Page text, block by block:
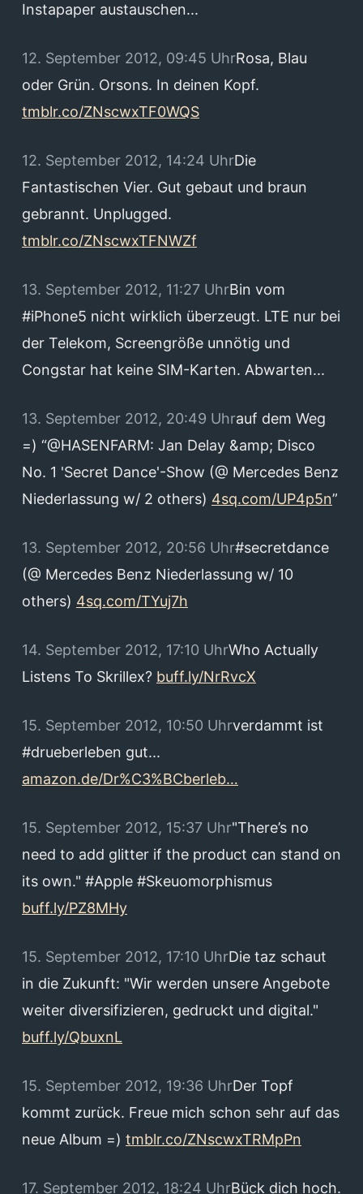
Instapaper austauschen...
12. September 2012, 09:45 UhrRosa, Blau
oder Grün. Orsons. In deinen Kopf.
tmblr.co/ZNscwxTF0WQS
12. September 2012, 14:24 UhrDie
Fantastischen Vier. Gut gebaut und braun
gebrannt. Unplugged.
tmblr.co/ZNscwxTFNWZf
13. September 2012, 11:27 UhrBin vom
#iPhone5 nicht wirklich überzeugt. LTE nur bei
der Telekom, Screengröße unnötig und
Congstar hat keine SIM-Karten. Abwarten...
13. September 2012, 20:49 Uhrauf dem Weg
=) “@HASENFARM: Jan Delay &amp; Disco
No. 1 'Secret Dance'-Show (@ Mercedes Benz
Niederlassung w/ 2 others) 4sq.com/UP4p5n”
13. September 2012, 20:56 Uhr#secretdance
(@ Mercedes Benz Niederlassung w/ 10
others) 4sq.com/TYuj7h
14. September 2012, 17:10 UhrWho Actually
Listens To Skrillex? buff.ly/NrRvcX
15. September 2012, 10:50 Uhrverdammt ist
#drueberleben gut...
amazon.de/Dr%C3%BCberleb…
15. September 2012, 15:37 Uhr"There’s no
need to add glitter if the product can stand on
its own." #Apple #Skeuomorphismus
buff.ly/PZ8MHy
15. September 2012, 17:10 UhrDie taz schaut
in die Zukunft: "Wir werden unsere Angebote
weiter diversifizieren, gedruckt und digital."
buff.ly/QbuxnL
15. September 2012, 19:36 UhrDer Topf
kommt zurück. Freue mich schon sehr auf das
neue Album =) tmblr.co/ZNscwxTRMpPn
17. September 2012, 18:24 UhrBück dich hoch.